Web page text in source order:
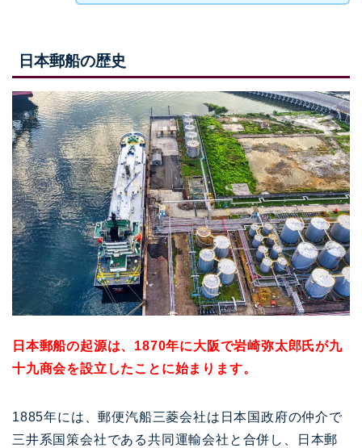
日本郵船の歴史
日本郵船の起源は、1870年に大阪で岩崎弥太郎氏が九
十九商会を設立したことに始まります。
1885年には、郵便汽船三菱会社は日本国政府の仲介で
三井系国策会社である共同運輸会社と合併し、日本郵